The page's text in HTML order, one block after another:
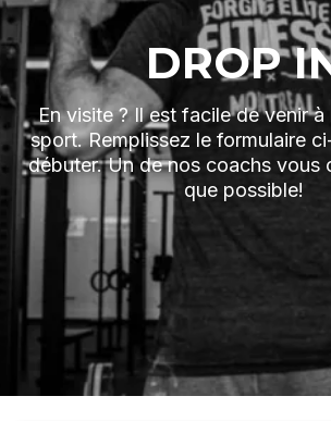
DROP
En visite ? Il est facile de venir à
sport. Remplissez le formulaire
débuter. Un de nos coachs vous
que possible!